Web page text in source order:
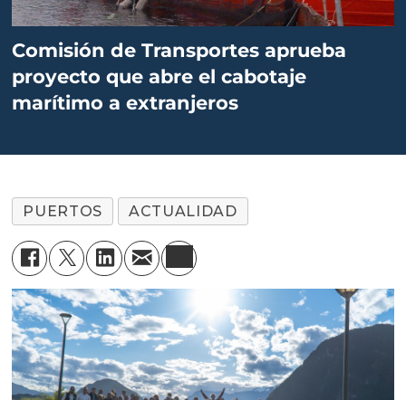
Comisión de Transportes aprueba
proyecto que abre el cabotaje
marítimo a extranjeros
PUERTOS ACTUALIDAD